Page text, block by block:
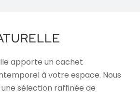
apporte un cachet
à votre espace. Nous
sélection raffinée de